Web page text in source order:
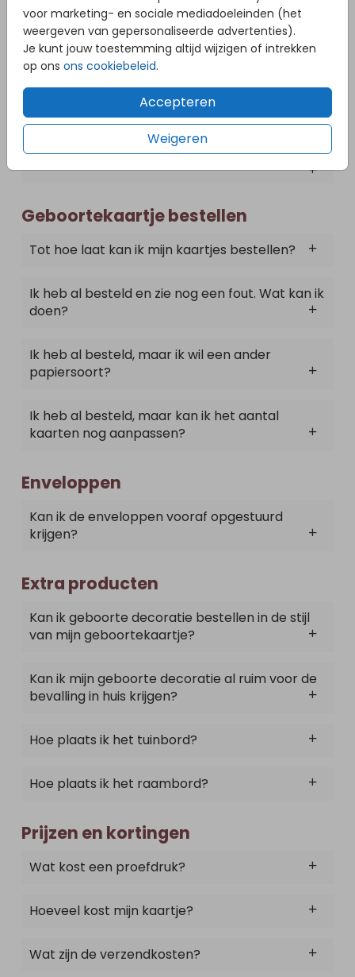
voor marketing- en sociale mediadoeleinden (het
weergeven van gepersonaliseerde advertenties).
Je kunt jouw toestemming altijd wijzigen of intrekken
op ons ons cookiebeleid.
Accepteren
Weigeren
Hoe sla ik mijn kaart op?
Ik heb mijn proefdruk niet opgeslagen/geen
account aangemaakt. Hoe kan ik mijn
proefdruk terugzien?
Hoe lang blijft mijn kaart in mijn account staan?
Geboortekaartje bestellen
Tot hoe laat kan ik mijn kaartjes bestellen?
Ik heb al besteld en zie nog een fout. Wat kan ik
doen?
Ik heb al besteld, maar ik wil een ander
papiersoort?
Ik heb al besteld, maar kan ik het aantal
kaarten nog aanpassen?
Enveloppen
Kan ik de enveloppen vooraf opgestuurd
krijgen?
Extra producten
Kan ik geboorte decoratie bestellen in de stijl
van mijn geboortekaartje?
Kan ik mijn geboorte decoratie al ruim voor de
bevalling in huis krijgen?
Hoe plaats ik het tuinbord?
Hoe plaats ik het raambord?
Prijzen en kortingen
Wat kost een proefdruk?
Hoeveel kost mijn kaartje?
Wat zijn de verzendkosten?